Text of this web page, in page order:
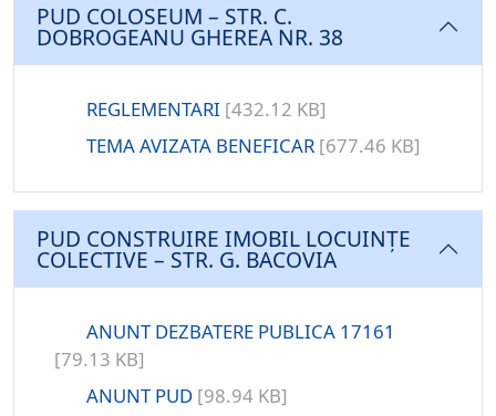
PUD COLOSEUM – STR. C.
DOBROGEANU GHEREA NR. 38
REGLEMENTARI [432.12 KB]
TEMA AVIZATA BENEFICAR [677.46 KB]
PUD CONSTRUIRE IMOBIL LOCUINȚE
COLECTIVE – STR. G. BACOVIA
ANUNT DEZBATERE PUBLICA 17161
[79.13 KB]
ANUNT PUD [98.94 KB]